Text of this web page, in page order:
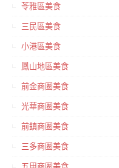
苓雅區美食
三民區美食
小港區美食
鳳山地區美食
前金商圈美食
光華商圈美食
前鎮商圈美食
三多商圈美食